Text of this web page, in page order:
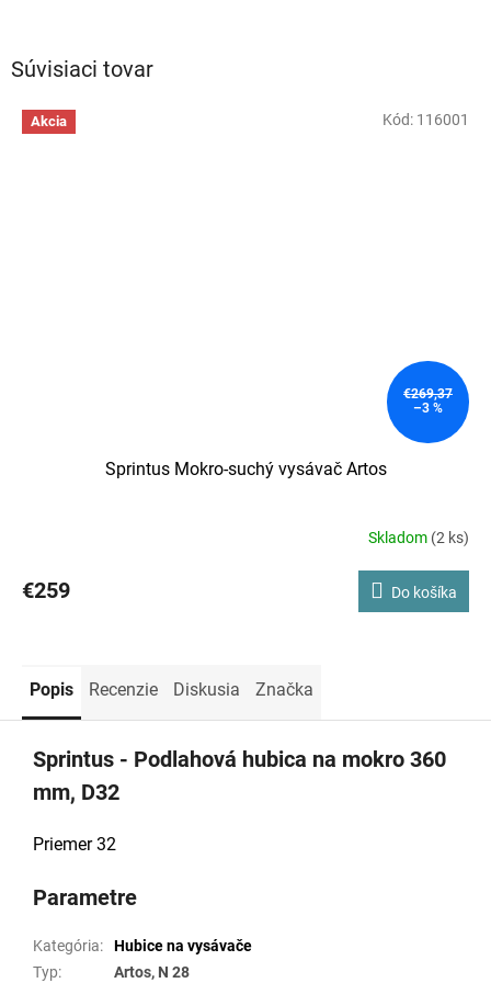
Súvisiaci tovar
Akcia
€269,37
–3 %
Sprintus Mokro-suchý vysávač Artos
Skladom (2 ks)
€259 Do košíka
Kód: 116001
Popis Recenzie Diskusia Značka
Sprintus - Podlahová hubica na mokro 360
mm, D32
Priemer 32
Parametre
Kategória:
Hubice na vysávače
Typ: Artos, N 28